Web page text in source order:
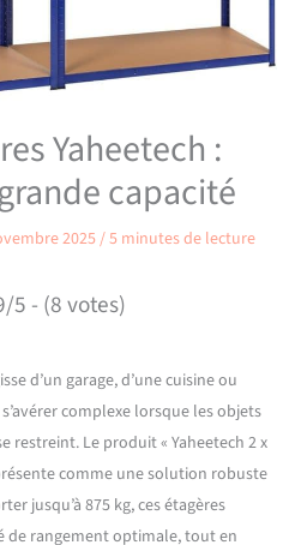
Yaheetech :
capacité
2025/5 minutes de lecture
5 - (8 votes)
d’un garage, d’une cuisine ou
complexe lorsque les objets
restreint. Le produit « Yaheetech 2 x
comme une solution robuste
jusqu’à 875 kg, ces étagères
de rangement optimale, tout en